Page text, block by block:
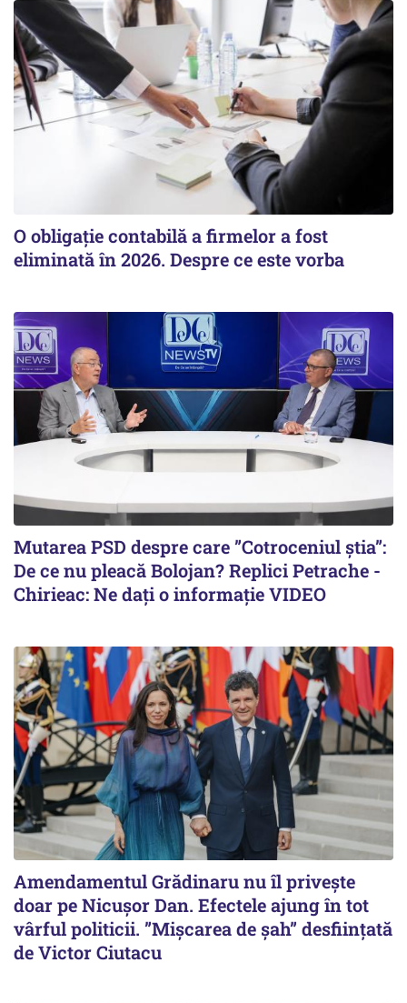
O obligație contabilă a firmelor a fost
eliminată în 2026. Despre ce este vorba
Mutarea PSD despre care ”Cotroceniul știa”:
De ce nu pleacă Bolojan? Replici Petrache -
Chirieac: Ne dați o informație VIDEO
Amendamentul Grădinaru nu îl privește
doar pe Nicușor Dan. Efectele ajung în tot
vârful politicii. ”Mișcarea de șah” desființată
de Victor Ciutacu